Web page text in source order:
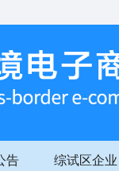
告 综试区企业